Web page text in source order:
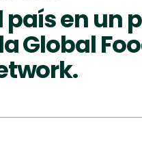
país en un
Global